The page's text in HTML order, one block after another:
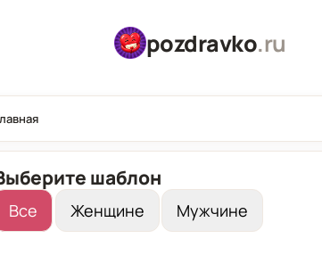
pozdravko.ru
шаблон
Все Женщине Мужчине